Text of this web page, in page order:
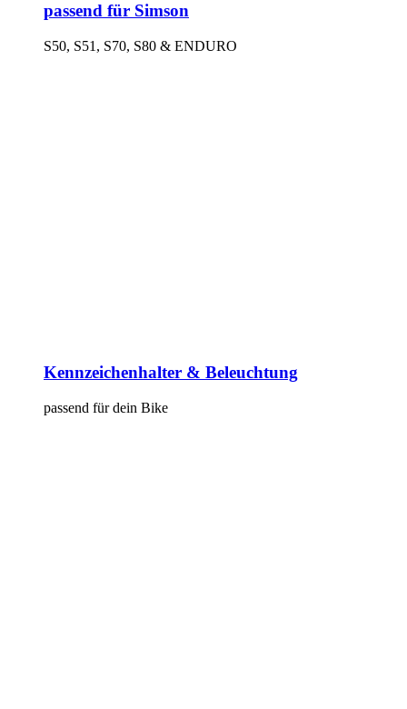
passend für Simson
S50, S51, S70, S80 & ENDURO
Kennzeichenhalter & Beleuchtung
passend für dein Bike